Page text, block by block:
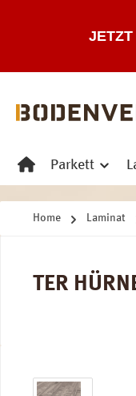
JETZT
Parkett
Home Laminat
TER
Bildergalerie